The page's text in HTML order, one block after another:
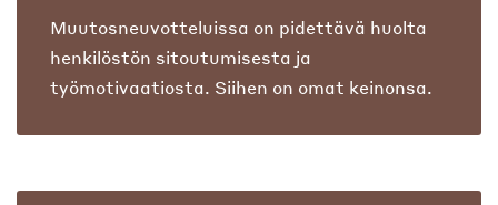
Muutosneuvotteluissa on pidettävä huolta
henkilöstön sitoutumisesta ja
työmotivaatiosta. Siihen on omat keinonsa.